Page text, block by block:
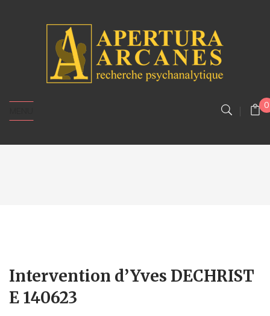
0
Intervention d’Yves DECHRIST
E 140623